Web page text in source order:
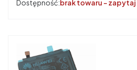
Dostępność:brak towaru -